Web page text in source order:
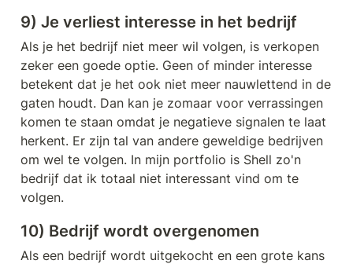
9) Je verliest interesse in het bedrijf
Als je het bedrijf niet meer wil volgen, is verkopen
zeker een goede optie. Geen of minder interesse
betekent dat je het ook niet meer nauwlettend in de
gaten houdt. Dan kan je zomaar voor verrassingen
komen te staan omdat je negatieve signalen te laat
herkent. Er zijn tal van andere geweldige bedrijven
om wel te volgen. In mijn portfolio is Shell zo'n
bedrijf dat ik totaal niet interessant vind om te
volgen.
10) Bedrijf wordt overgenomen
Als een bedrijf wordt uitgekocht en een grote kans